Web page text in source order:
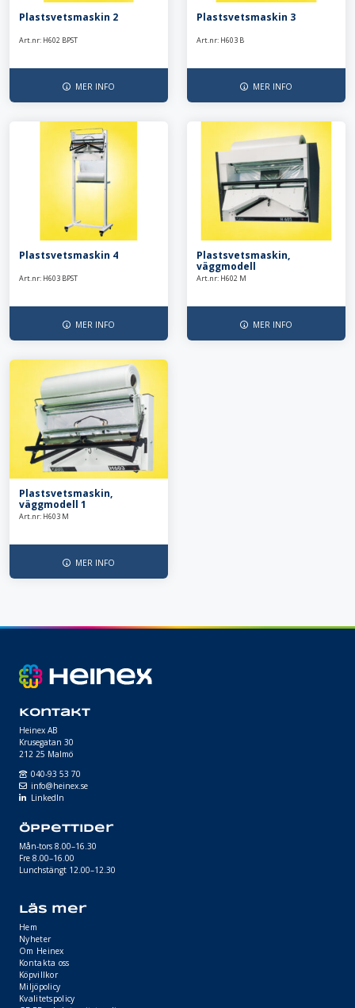
Plastsvetsmaskin 2
Art.nr: H602 BPST
MER INFO
Plastsvetsmaskin 3
Art.nr: H603 B
MER INFO
Plastsvetsmaskin 4
Art.nr: H603 BPST
MER INFO
Plastsvetsmaskin,
väggmodell
Art.nr: H602 M
MER INFO
Plastsvetsmaskin,
väggmodell 1
Art.nr: H603 M
MER INFO
Kontakt
Heinex AB
Krusegatan 30
212 25 Malmö
040-93 53 70
info@heinex.se
LinkedIn
Öppettider
Mån-tors 8.00–16.30
Fre 8.00–16.00
Lunchstängt 12.00–12.30
Läs mer
Hem
Nyheter
Om Heinex
Kontakta oss
Köpvillkor
Miljöpolicy
Kvalitetspolicy